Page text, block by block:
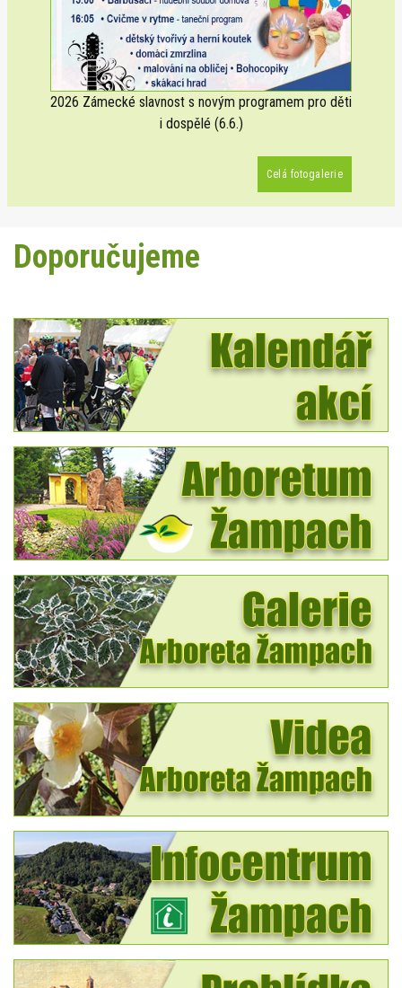
2026 Zámecké slavnost s novým programem pro děti
i dospělé (6.6.)
Celá fotogalerie
Doporučujeme